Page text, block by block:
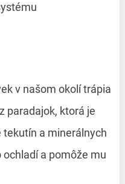
v našom okolí trápia
paradajok, ktorá je
a minerálnych
a pomôže mu